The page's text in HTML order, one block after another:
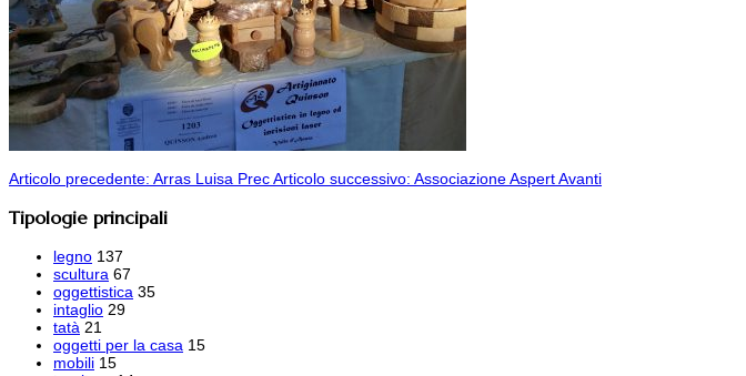
Articolo precedente: Arras Luisa PrecArticolo successivo: Associazione AspertAvanti
Tipologie principali
legno 137
scultura 67
oggettistica 35
intaglio 29
tatà 21
oggetti per la casa 15
mobili 15